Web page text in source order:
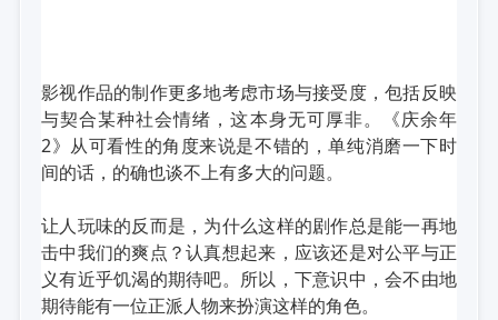
影视作品的制作更多地考虑市场与接受度，包括反映
与契合某种社会情绪，这本身无可厚非。
《庆余年
2》从可看性的角度来说是不错的，单纯消磨一下时
间的话，的确也谈不上有多大的问题。
让人玩味的反而是，为什么这样的剧作总是能一再地
击中我们的爽点？认真想起来，应该还是对公平与正
义有近乎饥渴的期待吧。 所以，下意识中，会不由地
期待能有一位正派人物来扮演这样的角色。